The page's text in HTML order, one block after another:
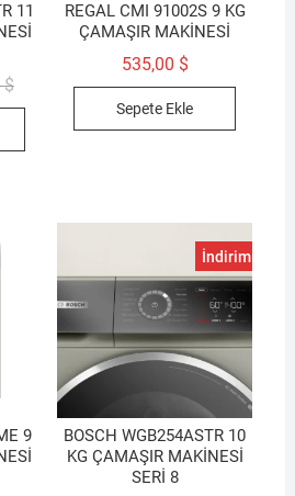
11
$Orijinal
Şu
942,00 $.
REGAL CMI 91002S 9 KG
ÇAMAŞIR MAKİNESİ
535,00 $
Sepete Ekle
9
İndirim!
BOSCH WGB254ASTR 10
KG ÇAMAŞIR MAKİNESİ
SERİ 8